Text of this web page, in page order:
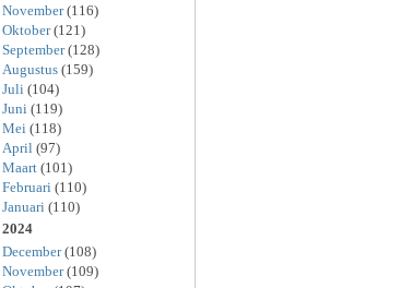
November(116)
Oktober(121)
September(128)
Augustus (159)
Juli (104)
Juni (119)
Mei (118)
April (97)
Maart (101)
Februari (110)
Januari (110)
2024
December(108)
November(109)